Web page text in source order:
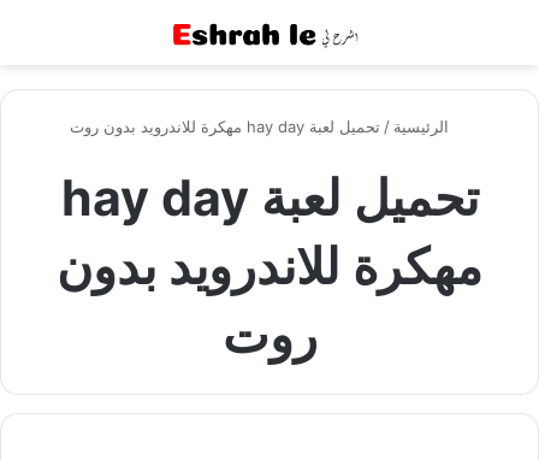
الرئيسية / تحميل لعبة hay day مهكرة للاندرويد بدون روت
تحميل لعبة hay day
مهكرة للاندرويد بدون
روت